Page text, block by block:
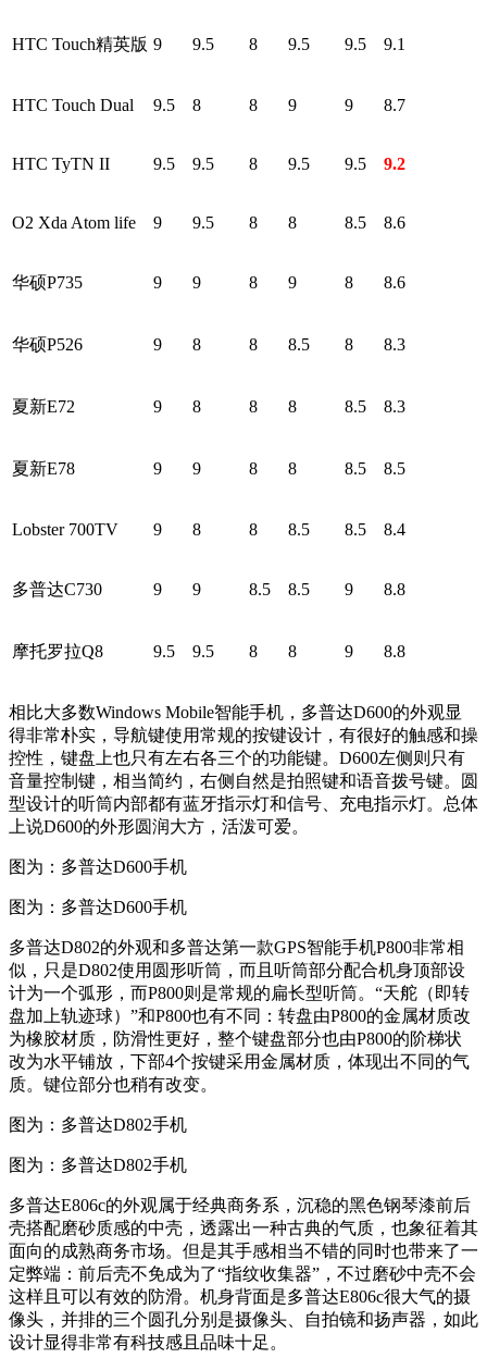
HTC Touch精英版 9 9.5 8 9.5 9.5 9.1
HTC Touch Dual 9.5 8 8 9 9 8.7
HTC TyTN II 9.5 9.5 8 9.5 9.5 9.2
O2 Xda Atom life 9 9.5 8 8 8.5 8.6
华硕P735 9 9 8 9 8 8.6
华硕P526 9 8 8 8.5 8 8.3
夏新E72 9 8 8 8 8.5 8.3
夏新E78 9 9 8 8 8.5 8.5
Lobster 700TV 9 8 8 8.5 8.5 8.4
多普达C730 9 9 8.5 8.5 9 8.8
摩托罗拉Q8 9.5 9.5 8 8 9 8.8
相比大多数Windows Mobile智能手机，多普达D600的外观显
得非常朴实，导航键使用常规的按键设计，有很好的触感和操
控性，键盘上也只有左右各三个的功能键。D600左侧则只有
音量控制键，相当简约，右侧自然是拍照键和语音拨号键。圆
型设计的听筒内部都有蓝牙指示灯和信号、充电指示灯。总体
上说D600的外形圆润大方，活泼可爱。
图为：多普达D600手机
图为：多普达D600手机
多普达D802的外观和多普达第一款GPS智能手机P800非常相
似，只是D802使用圆形听筒，而且听筒部分配合机身顶部设
计为一个弧形，而P800则是常规的扁长型听筒。“天舵（即转
盘加上轨迹球）”和P800也有不同：转盘由P800的金属材质改
为橡胶材质，防滑性更好，整个键盘部分也由P800的阶梯状
改为水平铺放，下部4个按键采用金属材质，体现出不同的气
质。键位部分也稍有改变。
图为：多普达D802手机
图为：多普达D802手机
多普达E806c的外观属于经典商务系，沉稳的黑色钢琴漆前后
壳搭配磨砂质感的中壳，透露出一种古典的气质，也象征着其
面向的成熟商务市场。但是其手感相当不错的同时也带来了一
定弊端：前后壳不免成为了“指纹收集器”，不过磨砂中壳不会
这样且可以有效的防滑。机身背面是多普达E806c很大气的摄
像头，并排的三个圆孔分别是摄像头、自拍镜和扬声器，如此
设计显得非常有科技感且品味十足。